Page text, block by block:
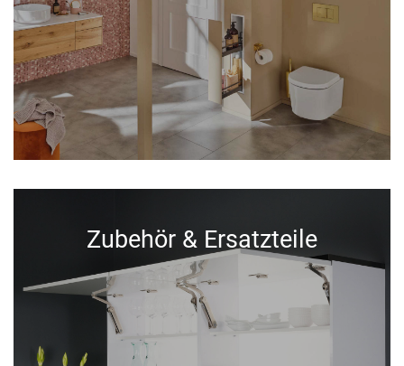
Zubehör & Ersatzteile